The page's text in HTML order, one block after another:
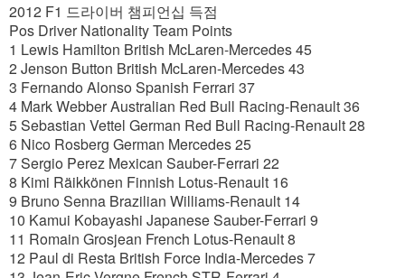
2012 F1 드라이버 챔피언십 득점
Pos Driver Nationality Team Points
1 Lewis Hamilton British McLaren-Mercedes 45
2 Jenson Button British McLaren-Mercedes 43
3 Fernando Alonso Spanish Ferrari 37
4 Mark Webber Australian Red Bull Racing-Renault 36
5 Sebastian Vettel German Red Bull Racing-Renault 28
6 Nico Rosberg German Mercedes 25
7 Sergio Perez Mexican Sauber-Ferrari 22
8 Kimi Räikkönen Finnish Lotus-Renault 16
9 Bruno Senna Brazilian Williams-Renault 14
10 Kamui Kobayashi Japanese Sauber-Ferrari 9
11 Romain Grosjean French Lotus-Renault 8
12 Paul di Resta British Force India-Mercedes 7